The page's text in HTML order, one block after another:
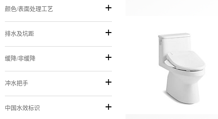
颜色/表面处理工艺
排水及坑距
缓降/非缓降
冲水把手
中国水效标识